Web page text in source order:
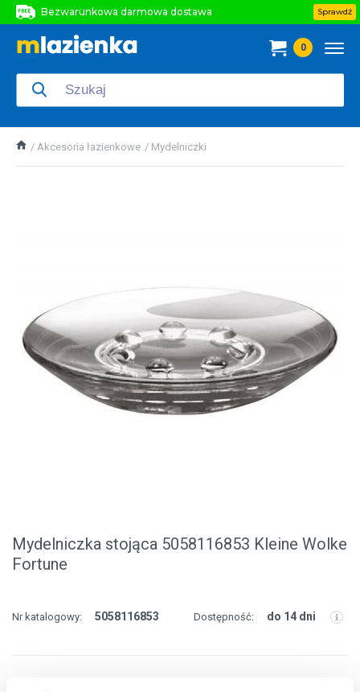
Bezwarunkowa darmowa dostawa
Bezwarunkowa darmowa dostawa
Sprawdź
0
Akcesoria łazienkowe Mydelniczki
Mydelniczka stojąca 5058116853 Kleine Wolke
Fortune
Nr katalogowy: 5058116853 Dostępność: do 14 dni